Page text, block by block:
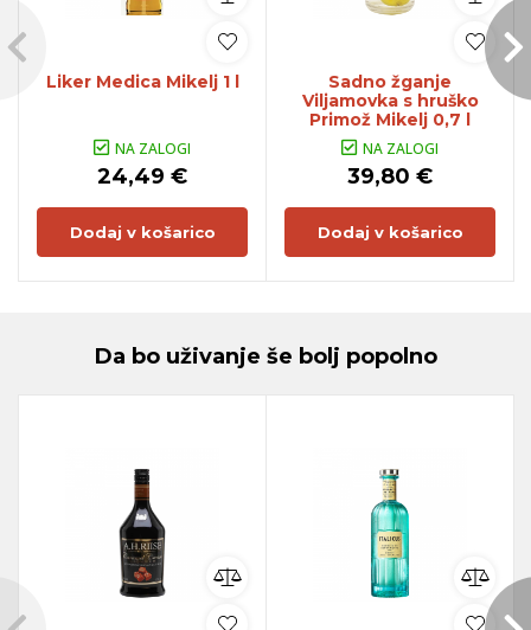
Liker Medica Mikelj 1 l
NA ZALOGI
24,49 €
Dodaj v košarico
Sadno žganje
Viljamovka s hruško
Primož Mikelj 0,7 l
NA ZALOGI
39,80 €
Dodaj v košarico
Da bo uživanje še bolj popolno